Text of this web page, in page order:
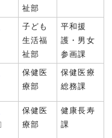
祉部
子ども
生活福
祉部
平和援
護・男女
参画課
保健医
療部
保健医療
総務課
保健医
療部
健康長寿
課